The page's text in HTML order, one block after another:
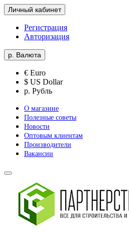
Личный кабинет
Регистрация
Авторизация
р. Валюта
€ Euro
$ US Dollar
р. Рубль
О магазине
Полезные советы
Новости
Оптовым клиентам
Производители
Вакансии